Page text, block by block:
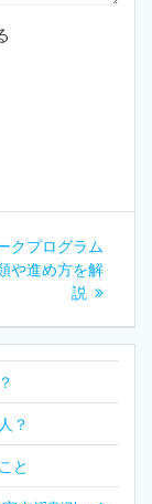
クプログラム
や進め方を解
説
？
と